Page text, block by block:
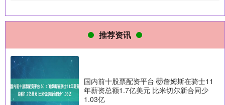
推荐资讯
国内前十股票配资平台 🤯詹姆斯在骑士11
年薪资总额1.7亿美元 比米切尔新合同少
1.03亿